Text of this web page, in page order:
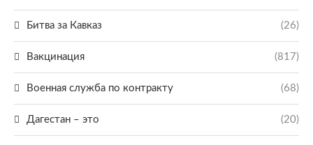
Битва за Кавказ (26)
Вакцинация (817)
Военная служба по контракту (68)
Дагестан – это (20)